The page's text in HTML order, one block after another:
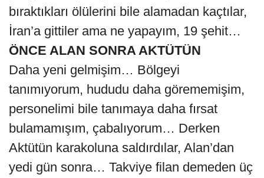
bıraktıkları ölülerini bile alamadan kaçtılar,
İran’a gittiler ama ne yapayım, 19 şehit…
ÖNCE ALAN SONRA AKTÜTÜN
Daha yeni gelmişim… Bölgeyi
tanımıyorum, hududu daha görememişim,
personelimi bile tanımaya daha fırsat
bulamamışım, çabalıyorum… Derken
Aktütün karakoluna saldırdılar, Alan’dan
yedi gün sonra… Takviye filan demeden üç